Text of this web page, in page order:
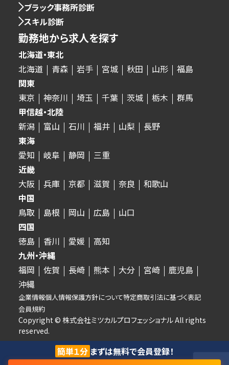
簡単１分 まずは無料で会員登録！
ブラック事務所診断
スキル診断
勤務地から求人を探す
北海道・東北
北海道
青森 岩手 宮城 秋田 山形
福島
関東
東京
神奈川 埼玉 千葉 茨城 栃木
群馬
甲信越・北陸
新潟
富山 石川 福井 山梨
長野
東海
愛知
岐阜 静岡
三重
近畿
大阪
兵庫 京都 滋賀 奈良
和歌山
中国
鳥取
島根 岡山 広島
山口
四国
徳島
香川 愛媛
高知
九州・沖縄
福岡
佐賀 長崎 熊本 大分 宮崎
鹿児島
沖縄
企業情報個人情報保護方針について特定商取引法に基づく表記
会員規約
Copyright © 株式会社ミツカルプロフェッショナル All rights
reserved.